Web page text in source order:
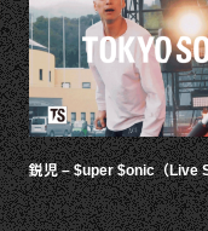
鋭児 – $uper $onic（Live